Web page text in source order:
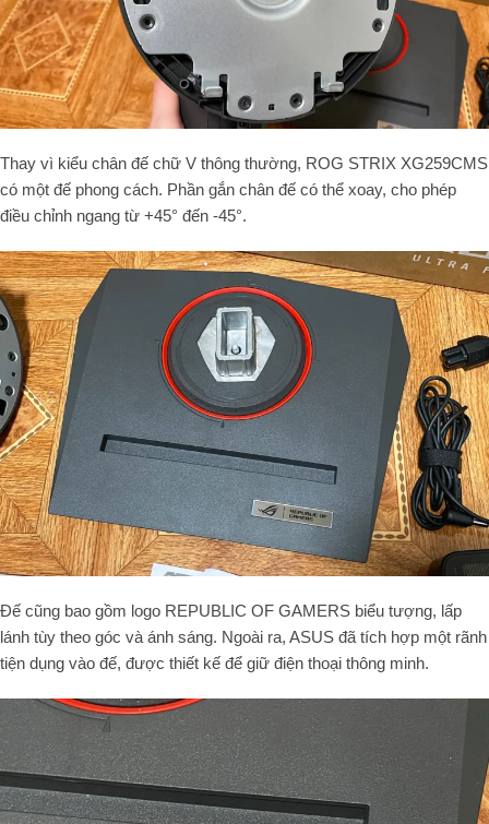
Thay vì kiểu chân đế chữ V thông thường, ROG STRIX XG259CMS
có một đế phong cách. Phần gắn chân đế có thể xoay, cho phép
điều chỉnh ngang từ +45° đến -45°.
Đế cũng bao gồm logo REPUBLIC OF GAMERS biểu tượng, lấp
lánh tùy theo góc và ánh sáng. Ngoài ra, ASUS đã tích hợp một rãnh
tiện dụng vào đế, được thiết kế để giữ điện thoại thông minh.